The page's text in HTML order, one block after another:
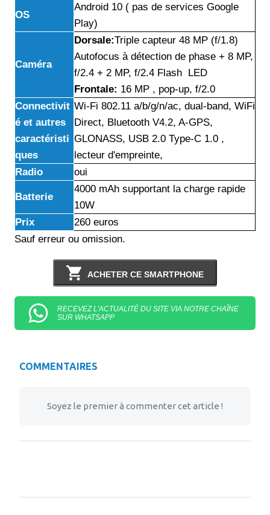
OS
Android 10 ( pas de services Google
Play)
Caméra
Dorsale:Triple capteur 48 MP (f/1.8)
Autofocus à détection de phase + 8 MP,
f/2.4 + 2 MP, f/2.4 Flash LED
Frontale: 16 MP , pop-up, f/2.0
Connectivit
é et autres
caractéristi
ques
Wi-Fi 802.11 a/b/g/n/ac, dual-band, WiFi
Direct, Bluetooth V4.2, A-GPS,
GLONASS, USB 2.0 Type-C 1.0 ,
lecteur d'empreinte,
Radio
oui
Batterie
4000 mAh supportant la charge rapide
10W
Prix
260 euros
Sauf erreur ou omission.
ACHETER CE SMARTPHONE
RECEVEZ L'ACTUALITÉ DU SITE VIA NOTRE CHAÎNE
SUR WHATSAPP
COMMENTAIRES
Soyez le premier à commenter cet article !